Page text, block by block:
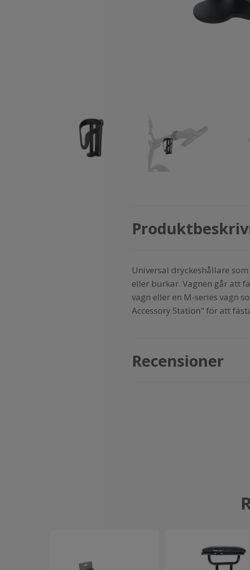
Universal dryckeshållare
eller burkar. Vagnen går att
vagn eller en M-series vagn
Accessory Station" för att
Recensioner